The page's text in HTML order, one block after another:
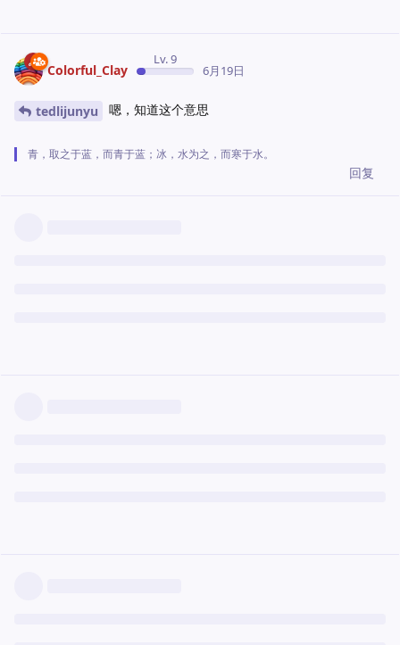
Colorful_Clay
Lv. 9
6月19日
tedlijunyu 嗯，知道这个意思
青，取之于蓝，而青于蓝；冰，水为之，而寒于水。
回复